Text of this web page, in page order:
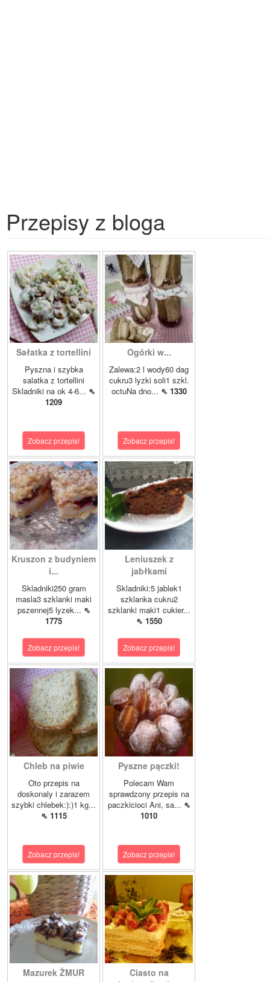
Przepisy z bloga
Sałatka z tortellini
Pyszna i szybka
salatka z tortellini
Skladniki na ok 4-6... ⇖
1209
Zobacz przepis!
Ogórki w...
Zalewa:2 l wody60 dag
cukru3 lyzki soli1 szkl.
octuNa dno... ⇖ 1330
Zobacz przepis!
Kruszon z budyniem
i...
Skladniki250 gram
masla3 szklanki maki
pszennej5 lyzek... ⇖
1775
Zobacz przepis!
Leniuszek z
jabłkami
Skladniki:5 jablek1
szklanka cukru2
szklanki maki1 cukier...
⇖ 1550
Zobacz przepis!
Chleb na piwie
Oto przepis na
doskonaly i zarazem
szybki chlebek:):)1 kg...
⇖ 1115
Zobacz przepis!
Pyszne pączki!
Polecam Wam
sprawdzony przepis na
paczkicioci Ani, sa... ⇖
1010
Zobacz przepis!
Mazurek ŻMUR
Ciasto na